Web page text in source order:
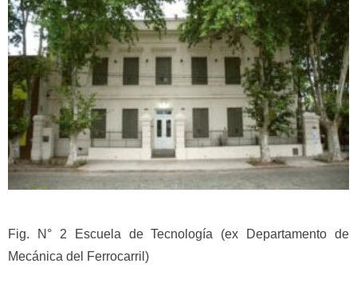
Fig. N° 2 Escuela de Tecnología (ex Departamento de
Mecánica del Ferrocarril)